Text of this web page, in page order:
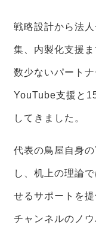
戦略設計から法
集、内製化支援
数少ないパート
YouTube支援と
してきました。
代表の鳥屋自身
し、机上の理論
せるサポートを
チャンネルのノ